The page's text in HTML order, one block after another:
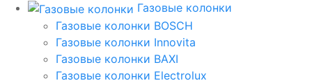
Газовые колонки
Газовые колонки BOSCH
Газовые колонки Innovita
Газовые колонки BAXI
Газовые колонки Electrolux